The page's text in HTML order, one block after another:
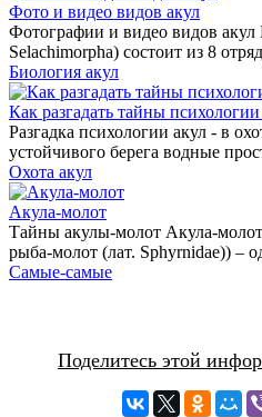
Фото и видео видов акул
Фотографии и видео видов
Selachimorpha) состоит из 8
Биология акул
Как разгадать тайны психологии
Разгадка психологии акул - в
устойчивого берега водные
Охота акул
Акула-молот
Тайны акулы-молот Акула-
рыба-молот (лат. Sphyrnidae)) –
Самые-самые
Поделитесь этой